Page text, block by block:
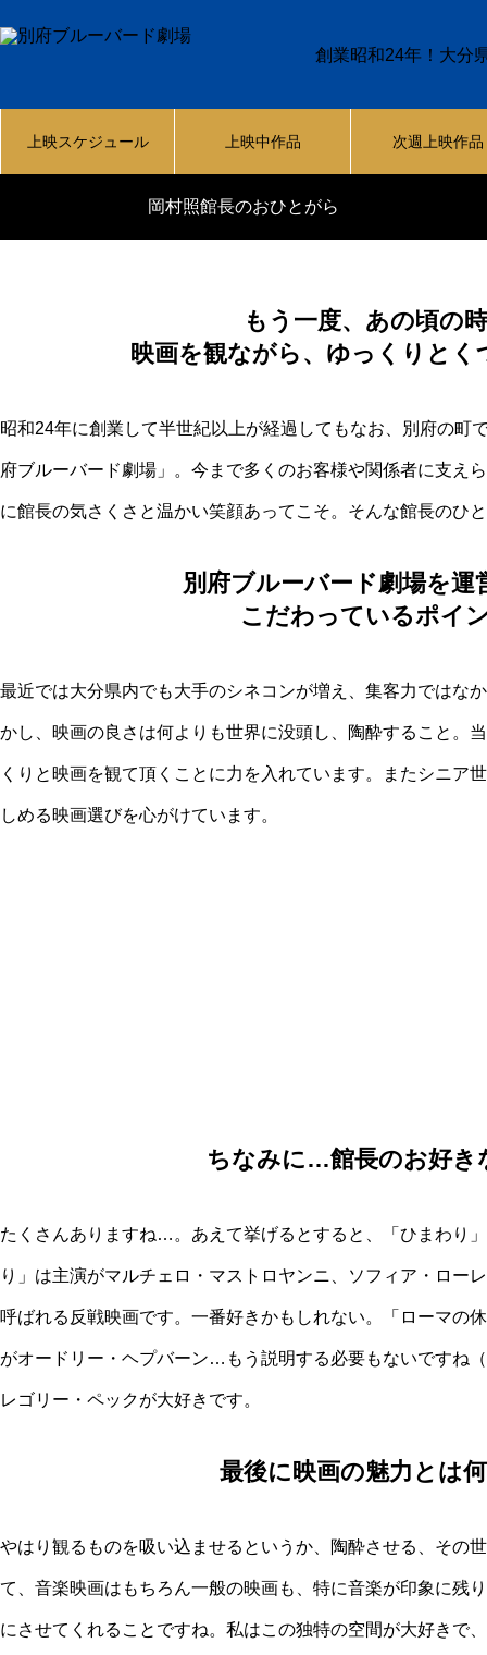
創業昭和24年！大分
上映スケジュール 上映中作品 次週上映作品
岡村照館長のおひとがら
もう一度、あの頃の
映画を観ながら、ゆっくりとく
昭和24年に創業して半世紀以上が経過してもなお、別府の町
府ブルーバード劇場」。今まで多くのお客様や関係者に支え
に館長の気さくさと温かい笑顔あってこそ。そんな館長のひ
別府ブルーバード劇場を運
こだわっているポイ
最近では大分県内でも大手のシネコンが増え、集客力ではな
かし、映画の良さは何よりも世界に没頭し、陶酔すること。
くりと映画を観て頂くことに力を入れています。またシニア
しめる映画選びを心がけています。
ちなみに…館長のお好き
たくさんありますね…。あえて挙げるとすると、「ひまわり
り」は主演がマルチェロ・マストロヤンニ、ソフィア・ロー
呼ばれる反戦映画です。一番好きかもしれない。「ローマの
がオードリー・ヘプバーン…もう説明する必要もないですね
レゴリー・ペックが大好きです。
最後に映画の魅力とは
やはり観るものを吸い込ませるというか、陶酔させる、その
て、音楽映画はもちろん一般の映画も、特に音楽が印象に残
にさせてくれることですね。私はこの独特の空間が大好きで